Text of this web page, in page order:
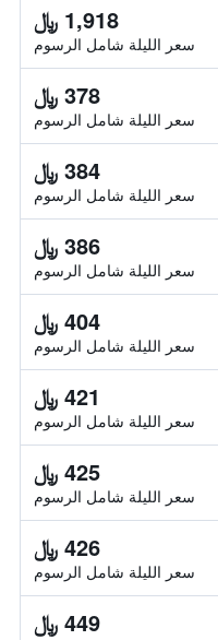
1,918 ﷼
سعر الليلة شامل الرسوم
378 ﷼
سعر الليلة شامل الرسوم
384 ﷼
سعر الليلة شامل الرسوم
386 ﷼
سعر الليلة شامل الرسوم
404 ﷼
سعر الليلة شامل الرسوم
421 ﷼
سعر الليلة شامل الرسوم
425 ﷼
سعر الليلة شامل الرسوم
426 ﷼
سعر الليلة شامل الرسوم
449 ﷼